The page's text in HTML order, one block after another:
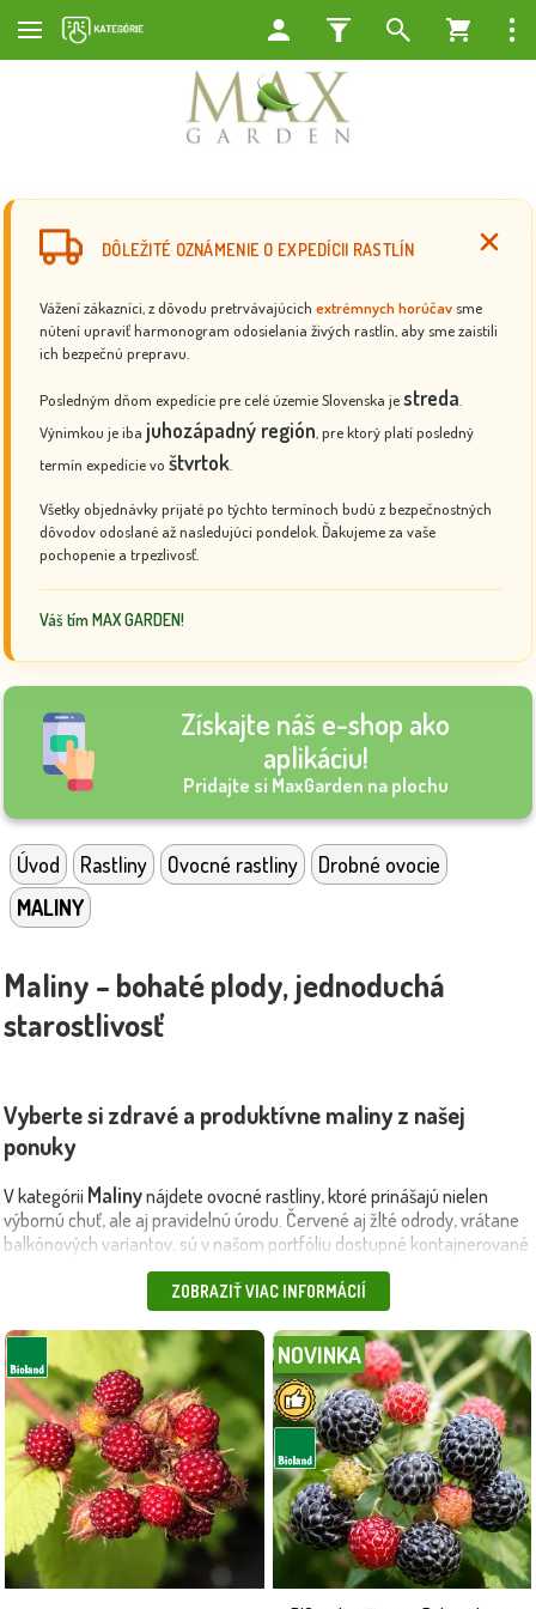
DÔLEŽITÉ OZNÁMENIE O EXPEDÍCII RASTLÍN
Vážení zákazníci, z dôvodu pretrvávajúcich extrémnych horúčav sme
nútení upraviť harmonogram odosielania živých rastlín, aby sme zaistili
ich bezpečnú prepravu.
Posledným dňom expedície pre celé územie Slovenska jestreda
Výnimkou je iba juhozápadný región , pre ktorý platí posledný
termín expedície vo štvrtok
Všetky objednávky prijaté po týchto termínoch budú z bezpečnostných
dôvodov odoslané až nasledujúci pondelok. Ďakujeme za vaše
pochopenie a trpezlivosť.
Váš tím MAX GARDEN!
Získajte náš e-shop ako
aplikáciu!
Pridajte si MaxGarden na plochu
Úvod Rastliny Ovocné rastliny
Drobné ovocie
MALINY
Maliny – bohaté plody, jednoduchá
starostlivosť
Vyberte si zdravé a produktívne maliny z našej
ponuky
V kategórii Malinynájdete ovocné rastliny, ktoré prinášajú nielen
výbornú chuť, ale aj pravidelnú úrodu. Červené aj žlté odrody, vrátane
balkónových variantov, sú v našom portfóliu dostupné kontajnerované
– pripravené na výsadbu od jari do jesene. Ich výhodou je jednoduchá
starostlivosť, vysoká odolnosť voči mrazom a schopnosť prinášať
bohaté plody aj za kratšie obdobie.
🌿Čo získate s malinami z Maxgarden:
vysokokvalitné sadenice kontajnerované pre jednoduchú a
rýchlu výsadbu,
verejne oceňované odrody – chutné plody vrátane žltých, menej
známych druhov,
nenáročnosť – zvládnu pestovanie aj začiatočníci,
vhodnosť na domáce záhrady, terasy, balkóny či záhrady s
obmedzeným priestorom.
Starostlivosť a ochrana pri pestovaní malín
ZOBRAZIŤ VIAC INFORMÁCIÍ
NOVINKA